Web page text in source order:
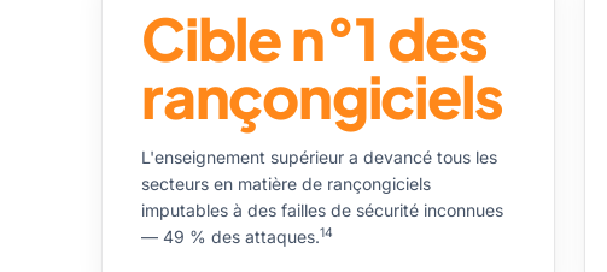
Cible n°1 des
rançongiciels
L'enseignement supérieur a devancé tous les
secteurs en matière de rançongiciels
imputables à des failles de sécurité inconnues
— 49 % des attaques.14